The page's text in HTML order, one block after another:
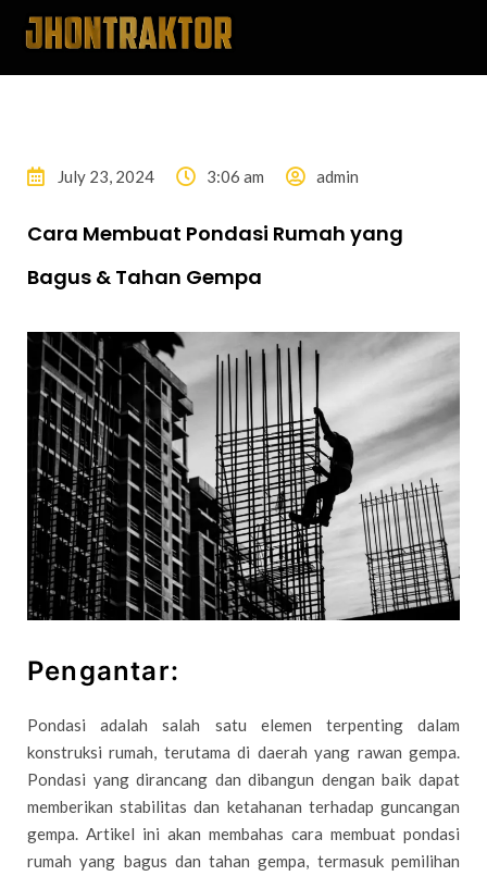
July 23, 2024 3:06 am admin
Cara Membuat Pondasi Rumah yang
Bagus & Tahan Gempa
Pengantar:
Pondasi adalah salah satu elemen terpenting dalam
konstruksi rumah, terutama di daerah yang rawan gempa.
Pondasi yang dirancang dan dibangun dengan baik dapat
memberikan stabilitas dan ketahanan terhadap guncangan
gempa. Artikel ini akan membahas cara membuat pondasi
rumah yang bagus dan tahan gempa, termasuk pemilihan